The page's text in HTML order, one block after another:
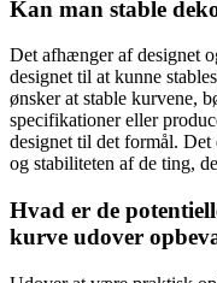
Kan man stable
Det afhænger af designet
designet til at kunne
ønsker at stable kurvene,
specifikationer eller
designet til det formål.
og stabiliteten af de ting,
Hvad er de
kurve udover